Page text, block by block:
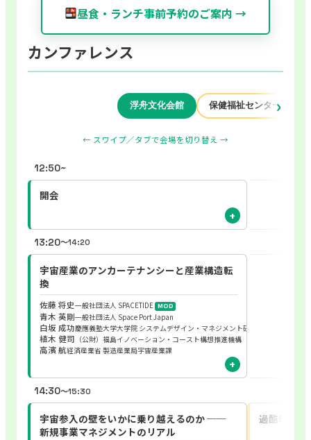
昼食・ランチ事前予約のご案内 →
カンファレンス
浮舟文化会館 保健福祉センター
← スワイプ／タブで会場を切り替え →
12:50~
開会
13:20〜14:20
宇宙産業のアンカーテナンシーと産業構造転
換
佐藤 将史一般社団法人 SPACETIDE MOD
青木 英剛一般社団法人 Space Port Japan
白坂 成功慶應義塾大学大学院 システムデザイン・マネジメント研究科
植木 健司 （公財）福島イノベーション・コースト構想推進機構
高濱 航経済産業省 製造産業局宇宙産業課
14:30〜15:30
宇宙参入の壁をいかに乗り越えるのか ──
新規事業マネジメントのリアル
過酷環境×